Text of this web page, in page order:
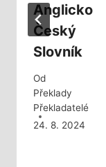
Anglicko
Český
Slovník
Od
Překlady
Překladatelé
24. 8. 2024